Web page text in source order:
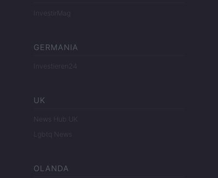
InvestirMag
GERMANIA
Investieren24
UK
News Hub UK
Lgbtq News
OLANDA